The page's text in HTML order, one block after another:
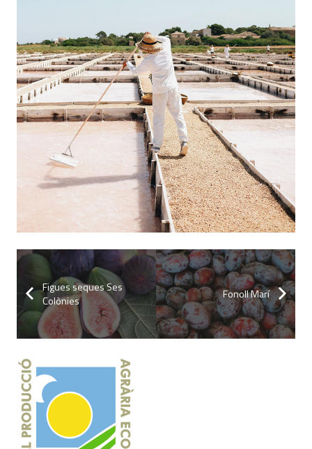
Figues seques Ses
Colònies
Fonoll Marí